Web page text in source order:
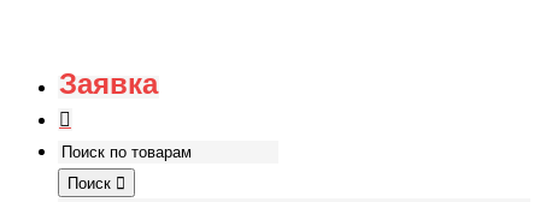
Заявка
Поиск